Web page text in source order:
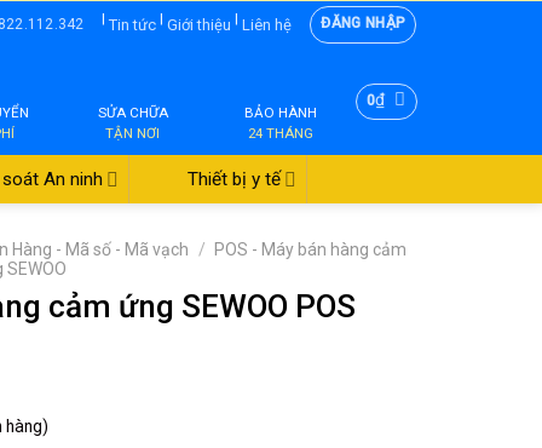
|Tin tức | Giới thiệu | Liên hệ ĐĂNG NHẬP
SỬA CHỮA
TẬN NƠI
BẢO HÀNH
24 THÁNG
0₫
An ninh Thiết bị y tế
Hàng - Mã số - Mã vạch /
POS - Máy bán hàng cảm
cảm ứng SEWOO POS
hàng)